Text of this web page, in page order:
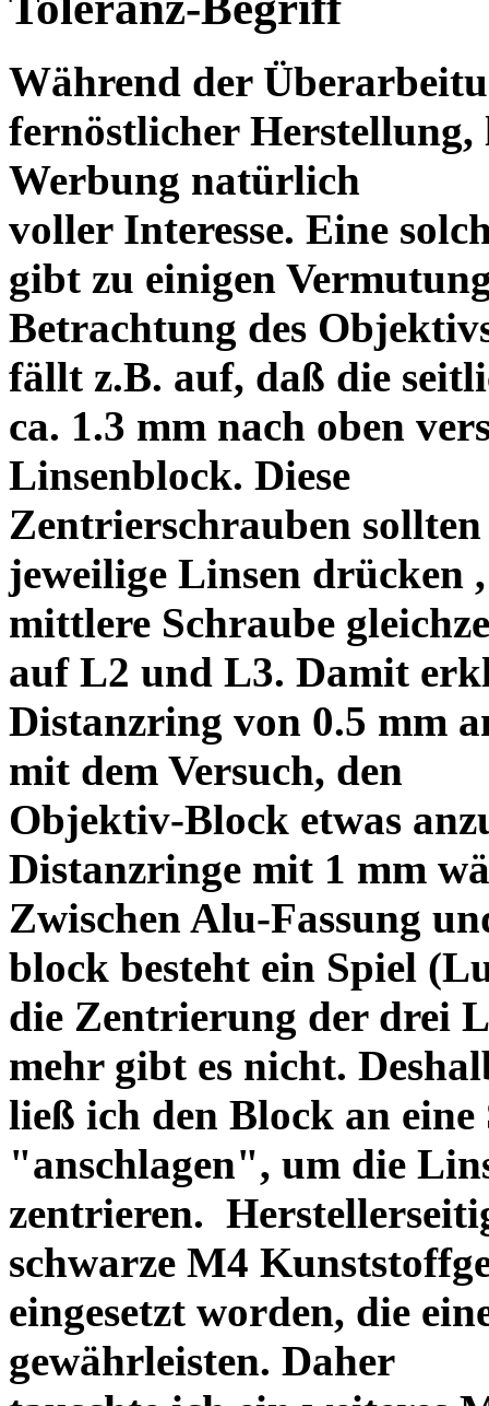
Während der
fernöstlicher Herstellung,
Werbung natürlich
voller Interesse. Eine
gibt zu einigen
Betrachtung des
fällt z.B. auf, daß die
ca. 1.3 mm nach oben
Linsenblock. Diese
Zentrierschrauben
jeweilige Linsen drücken
mittlere Schraube
auf L2 und L3. Damit
Distanzring von 0.5 mm
mit dem Versuch, den
Objektiv-Block etwas
Distanzringe mit 1 mm
Zwischen Alu-Fassung
block besteht ein Spiel
die Zentrierung der drei
mehr gibt es nicht.
ließ ich den Block an eine
"anschlagen", um die
zentrieren.
schwarze M4
eingesetzt worden, die
gewährleisten. Daher